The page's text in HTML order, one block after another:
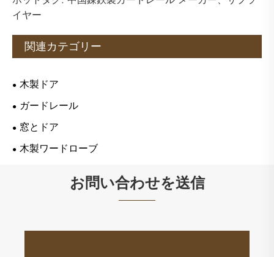
イヤー
関連カテゴリー
木製ドア
ガードレール
窓とドア
木製ワードローブ
お問い合わせを送信